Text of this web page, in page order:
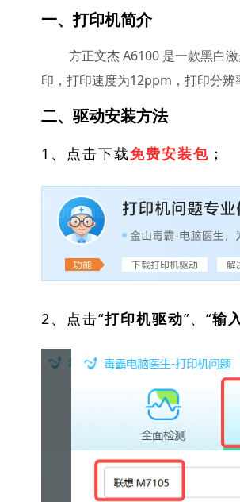
一、打印机简介
方正文杰 A6100 是一款黑白
印，打印速度为12ppm，打印分辨
二、驱动安装方法
1、点击下载免费安装包 ；
2、点击“打印机驱动”、“输